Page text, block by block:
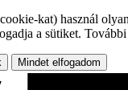
kat) használ
a sütiket.
Mindet elfogadom